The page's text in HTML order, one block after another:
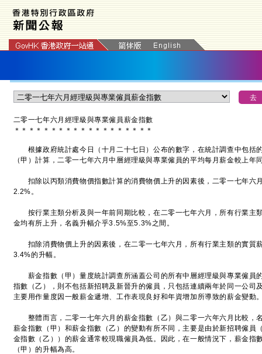
二零一七年六月經理級與專業僱員薪金指數
＊ ＊ ＊ ＊ ＊ ＊ ＊ ＊ ＊ ＊ ＊ ＊ ＊ ＊ ＊ ＊ ＊ ＊ ＊
根據政府統計處今日（十月二十七日）公布的數字，在統計調查中包括
（甲）計算，二零一七年六月中層經理級與專業僱員的平均每月薪金較上年
扣除以丙類消費物價指數計算的消費物價上升的因素後，二零一七年六
2.2%。
按行業主類分析及與一年前同期比較，在二零一七年六月，所有行業主
金均有所上升，名義升幅介乎3.5%至5.3%之間。
扣除消費物價上升的因素後，在二零一七年六月，所有行業主類的實質
3.4%的升幅。
薪金指數（甲）量度統計調查所涵蓋公司的所有中層經理級與專業僱員
指數（乙），則不包括新招聘及新晉升的僱員，只包括連續兩年於同一公司
主要用作量度因一般薪金遞增、工作表現良好和年資增加所導致的薪金變動
整體而言，二零一七年六月的薪金指數（乙）與二零一六年六月比較，
薪金指數（甲）和薪金指數（乙）的變動有所不同，主要是由於新招聘僱員
金指數（乙））的薪金通常較現職僱員為低。因此，在一般情況下，薪金指
（甲）的升幅為高。